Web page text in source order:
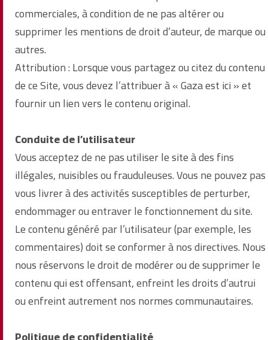
commerciales, à condition de ne pas altérer ou
supprimer les mentions de droit d’auteur, de marque ou
autres.
Attribution : Lorsque vous partagez ou citez du contenu
de ce Site, vous devez l’attribuer à « Gaza est ici » et
fournir un lien vers le contenu original.
Conduite de l’utilisateur
Vous acceptez de ne pas utiliser le site à des fins
illégales, nuisibles ou frauduleuses. Vous ne pouvez pas
vous livrer à des activités susceptibles de perturber,
endommager ou entraver le fonctionnement du site.
Le contenu généré par l’utilisateur (par exemple, les
commentaires) doit se conformer à nos directives. Nous
nous réservons le droit de modérer ou de supprimer le
contenu qui est offensant, enfreint les droits d’autrui
ou enfreint autrement nos normes communautaires.